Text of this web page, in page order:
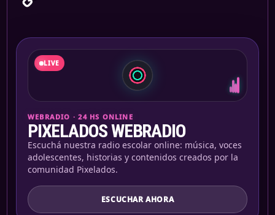
LIVE
WEBRADIO · 24 HS ONLINE
PIXELADOS WEBRADIO
Escuchá nuestra radio escolar online: música, voces
adolescentes, historias y contenidos creados por la
comunidad Pixelados.
ESCUCHAR AHORA